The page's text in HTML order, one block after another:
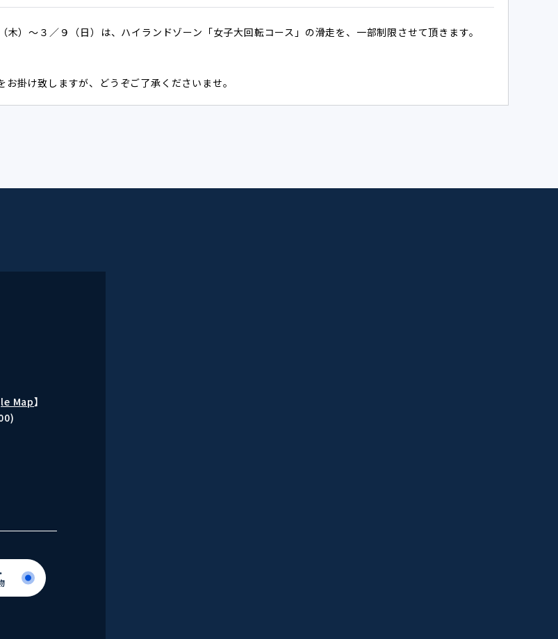
）～３／９（日）は、ハイランドゾーン「女子大回転コース」の滑走を、一部制限させて頂きます。
掛け致しますが、どうぞご了承くださいませ。
Map】